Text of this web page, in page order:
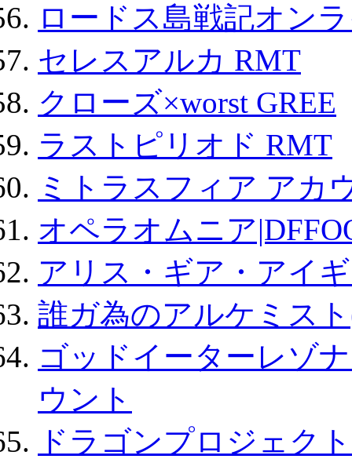
ロードス島戦記オン
セレスアルカ RMT
クローズ×worst GREE
ラストピリオド RMT
ミトラスフィア アカ
オペラオムニア
アリス・ギア・アイ
誰ガ為のアルケミス
ゴッドイーターレゾ
ウント
ドラゴンプロジェク